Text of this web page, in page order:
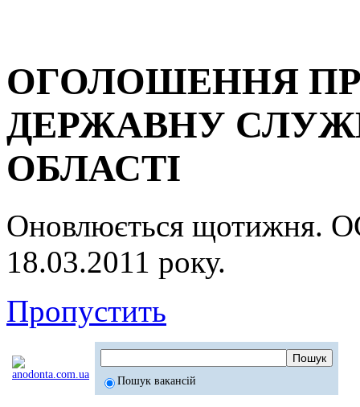
ОГОЛОШЕННЯ
ДЕРЖАВНУ
ОБЛАСТІ
Оновлюється
18.03.2011 року.
Пропустить
Пошук вакансій